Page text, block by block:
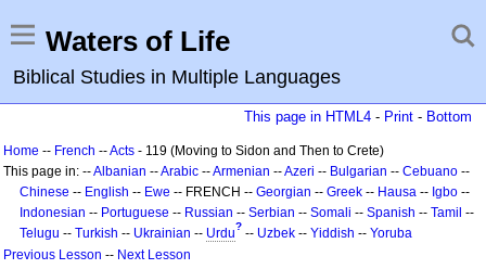
Waters of Life
Biblical Studies in Multiple Languages
This page in HTML4 - Print - Bottom
Home -- French --Acts - 119 (Moving to Sidon and Then to Crete)
This page in: --Albanian --Arabic --Armenian --Azeri -- Bulgarian -- Cebuano --
Chinese -- English -- Ewe -- FRENCH -- Georgian -- Greek -- Hausa -- Igbo --
Indonesian -- Portuguese -- Russian -- Serbian -- Somali -- Spanish -- Tamil --
Telugu -- Turkish -- Ukrainian -- Urdu? -- Uzbek -- Yiddish -- Yoruba
Previous Lesson -- Next Lesson